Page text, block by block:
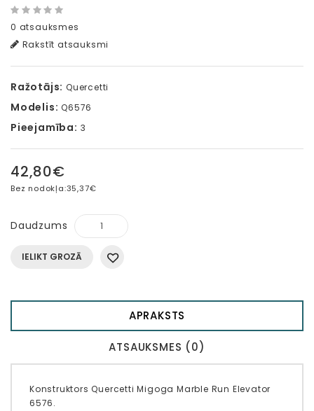
0 atsauksmes
Rakstīt atsauksmi
Ražotājs: Quercetti
Modelis: Q6576
Pieejamība: 3
42,80€
Bez nodokļa:35,37€
Daudzums
IELIKT GROZĀ
APRAKSTS
ATSAUKSMES (0)
Konstruktors Quercetti Migoga Marble Run Elevator
6576.